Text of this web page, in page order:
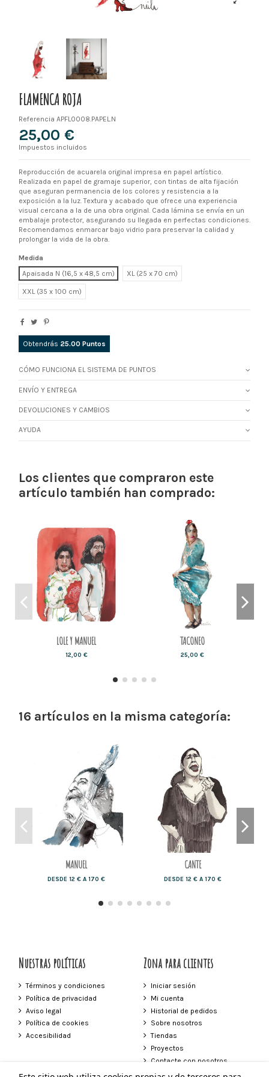
FLAMENCA ROJA
Referencia APFL0008.PAPEL.N
25,00 €
Impuestos incluidos
Reproducción de acuarela original impresa en papel artístico.
Realizada en papel de gramaje superior, con tintas de alta fijación
que aseguran permanencia de los colores y resistencia a la
exposición a la luz. Textura y acabado que ofrece una experiencia
visual cercana a la de una obra original. Cada lámina se envía en un
embalaje protector, asegurando su llegada en perfectas condiciones.
Recomendamos enmarcar bajo vidrio para preservar la calidad y
prolongar la vida de la obra.
Medida
Apaisada N (16,5 x 48,5 cm)
XL
XXL
Obtendrás 25.00 Puntos
CÓMO FUNCIONA EL SISTEMA DE PUNTOS
ENVÍO Y ENTREGA
DEVOLUCIONES Y CAMBIOS
AYUDA
Los clientes que compraron este
artículo también han comprado:
LOLE Y MANUEL
12,00 €
TACONEO
25,00 €
16 artículos en la misma categoría:
MANUEL
DESDE 12 € A 170 €
CANTE
DESDE 12 € A 170 €
Nuestras políticas
Términos y condiciones
Política de privacidad
Aviso legal
Política de cookies
Accesibilidad
Zona para clientes
Iniciar sesión
Mi cuenta
Historial de pedidos
Sobre nosotros
Tiendas
Proyectos
Contacte con nosotros